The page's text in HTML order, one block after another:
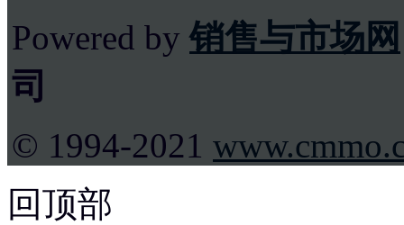
Powered by销售与市场网
司
© 1994-2021
回顶部